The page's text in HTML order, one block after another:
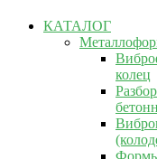
КАТАЛОГ
колец